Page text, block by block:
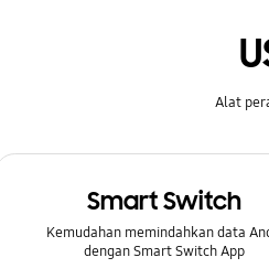
Alat
Smart Switch
Kemudahan memindahkan data
dengan Smart Switch App